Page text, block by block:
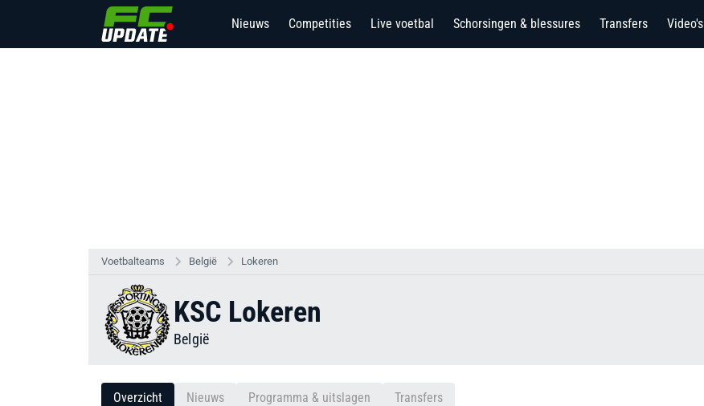
Nieuws Competities Live voetbal Schorsingen & blessures Transfers Video's
Voetbalteams België Lokeren
KSC Lokeren
België
Overzicht Nieuws Programma & uitslagen Transfers